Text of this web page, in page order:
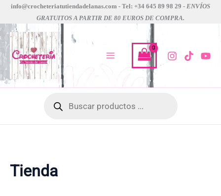
contenido
info@crocheteriatutiendadelanas.com - Tel: +34 645 89 98 29 - ENVÍOS
GRATUITOS A PARTIR DE 80 EUROS DE COMPRA.
productos
Tienda